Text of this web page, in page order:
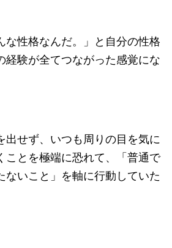
な性格なんだ。」と自分の性格
経験が全てつながった感覚にな
出せず、いつも周りの目を気に
ことを極端に恐れて、「普通で
ないこと」を軸に行動していた